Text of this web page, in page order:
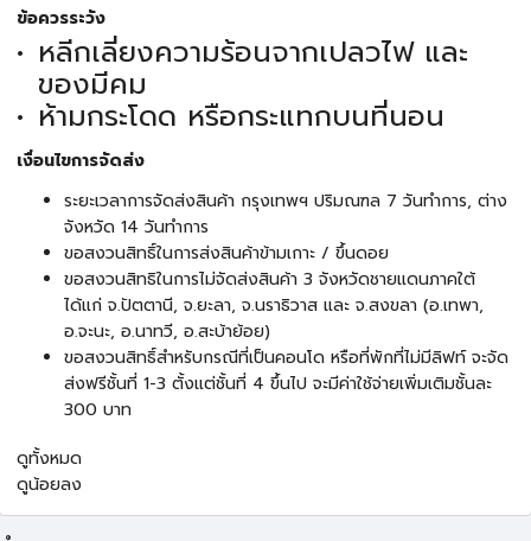
ข้อควรระวัง
หลีกเลี่ยงความร้อนจากเปลวไฟ และ
ของมีคม
ห้ามกระโดด หรือกระแทกบนที่นอน
เงื่อนไขการจัดส่ง
ระยะเวลาการจัดส่งสินค้า กรุงเทพฯ ปริมณฑล 7 วันทำการ, ต่าง
จังหวัด 14 วันทำการ
ขอสงวนสิทธิ์ในการส่งสินค้าข้ามเกาะ / ขึ้นดอย
ขอสงวนสิทธิในการไม่จัดส่งสินค้า 3 จังหวัดชายแดนภาคใต้
ได้แก่ จ.ปัตตานี, จ.ยะลา, จ.นราธิวาส และ จ.สงขลา (อ.เทพา,
อ.จะนะ, อ.นาทวี, อ.สะบ้าย้อย)
ขอสงวนสิทธิ์สำหรับกรณีที่เป็นคอนโด หรือที่พักที่ไม่มีลิฟท์ จะจัด
ส่งฟรีชั้นที่ 1-3 ตั้งแต่ชั้นที่ 4 ขึ้นไป จะมีค่าใช้จ่ายเพิ่มเติมชั้นละ
300 บาท
ดูทั้งหมด
ดูน้อยลง